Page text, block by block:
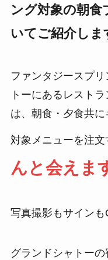
ング対象の朝
いてご紹介しま
ファンタジースプ
トーにあるレスト
は、朝食・夕食共
対象メニューを注文
んと会え ま
写真撮影もサインも
グランドシャトー